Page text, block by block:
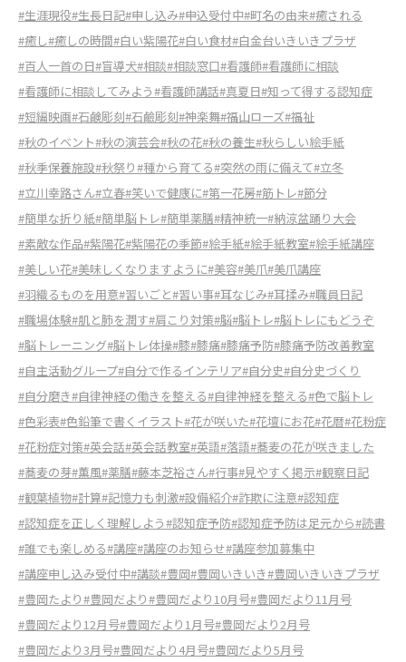
#生涯現役#生長日記#申し込み#申込受付中#町名の由来#癒される
#癒し#癒しの時間#白い紫陽花#白い食材#白金台いきいきプラザ
#百人一首の日#盲導犬#相談#相談窓口#看護師#看護師に相談
#看護師に相談してみよう#看護師講話#真夏日#知って得する認知症
#短編映画#石鹸彫刻#石鹼彫刻#神楽舞#福山ローズ#福祉
#秋のイベント#秋の演芸会#秋の花#秋の養生#秋らしい絵手紙
#秋季保養施設#秋祭り#種から育てる#突然の雨に備えて#立冬
#立川幸路さん#立春#笑いで健康に#第一花房#筋トレ#節分
#簡単な折り紙#簡単脳トレ#簡単薬膳#精神統一#納涼盆踊り大会
#素敵な作品#紫陽花#紫陽花の季節#絵手紙#絵手紙教室#絵手紙講座
#美しい花#美味しくなりますように#美容#美爪#美爪講座
#羽織るものを用意#習いごと#習い事#耳なじみ#耳揉み#職員日記
#職場体験#肌と肺を潤す#肩こり対策#脳#脳トレ#脳トレにもどうぞ
#脳トレーニング#脳トレ体操#膝#膝痛#膝痛予防#膝痛予防改善教室
#自主活動グループ#自分で作るインテリア#自分史#自分史づくり
#自分磨き#自律神経の働きを整える#自律神経を整える#色で脳トレ
#色彩表#色鉛筆で書くイラスト#花が咲いた#花壇にお花#花暦#花粉症
#花粉症対策#英会話#英会話教室#英語#落語#蕎麦の花が咲きました
#蕎麦の芽#薫風#薬膳#藤本芝裕さん#行事#見やすく掲示#観察日記
#観葉植物#計算#記憶力も刺激#設備紹介#詐欺に注意#認知症
#認知症を正しく理解しよう#認知症予防#認知症予防は足元から#読書
#誰でも楽しめる#講座#講座のお知らせ#講座参加募集中
#講座申し込み受付中#講談#豊岡#豊岡いきいき#豊岡いきいきプラザ
#豊岡たより#豊岡だより#豊岡だより10月号#豊岡だより11月号
#豊岡だより12月号#豊岡だより1月号#豊岡だより2月号
#豊岡だより3月号#豊岡だより4月号#豊岡だより5月号